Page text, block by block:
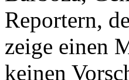
Reportern,
zeige einen
keinen